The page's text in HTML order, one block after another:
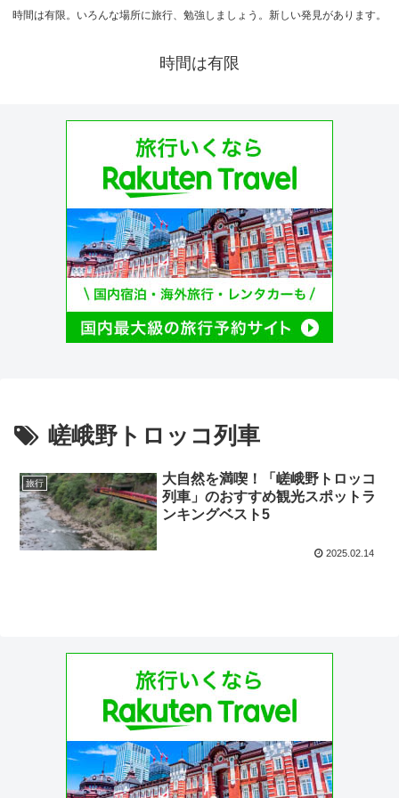
時間は有限。いろんな場所に旅行、勉強しましょう。新しい発見があります。
時間は有限
嵯峨野トロッコ列車
旅行
大自然を満喫！「嵯峨野トロッコ
列車」のおすすめ観光スポットラ
ンキングベスト5
2025.02.14